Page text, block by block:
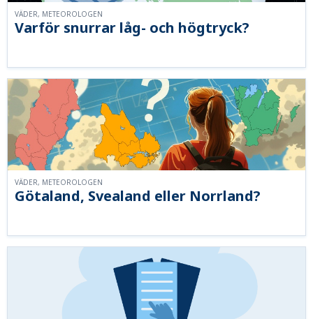
Varför snurrar låg- och högtryck?
VÄDER, METEOROLOGEN
Götaland, Svealand eller Norrland?
VÄDER, METEOROLOGEN